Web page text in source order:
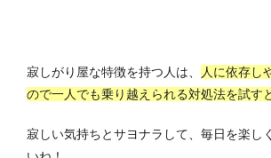
寂しがり屋な特徴を持つ人は、
人に依存し
ので一人でも乗り越えられる対処法を試す
寂しい気持ちとサヨナラして、毎日を楽し